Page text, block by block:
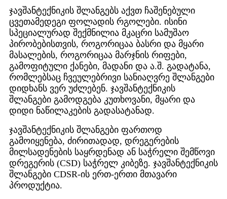
ჯავშანტექნიკის შლანგებს აქვთ ჩაშენებული
ცვეთამედეგი ფოლადის რგოლები. ისინი
სპეციალურად შექმნილია მკაცრი სამუშაო
პირობებისთვის, როგორიცაა ბასრი და მყარი
მასალების, როგორიცაა მარჯნის რიფები,
გამოფიტული ქანები, მადანი და ა.შ. გადატანა,
რომლებსაც ჩვეულებრივი სანიაღვრე შლანგები
დიდხანს ვერ უძლებენ. ჯავშანტექნიკის
შლანგები გამოდგება კუთხოვანი, მყარი და
დიდი ნაწილაკების გადასატანად.
ჯავშანტექნიკის შლანგები ფართოდ
გამოიყენება, ძირითადად, დრეგერების
მილსადენების საყრდენად ან საჭრელი შემწოვი
დრეგერის (CSD) საჭრელ კიბეზე. ჯავშანტექნიკის
შლანგები CDSR-ის ერთ-ერთი მთავარი
პროდუქტია.